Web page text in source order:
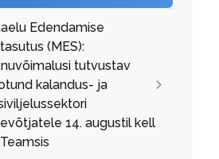
Edendamise
(MES):
tutvustav
kalandus- ja
14. augustil kell